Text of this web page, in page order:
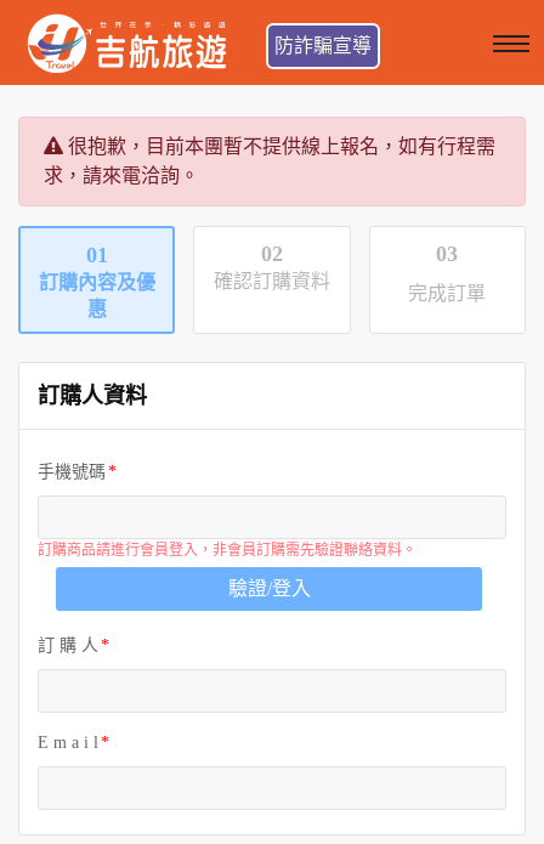
防詐騙宣導
很抱歉，目前本團暫不提供線上報名，如有行程需
求，請來電洽詢。
01
訂購內容及優
惠
02
確認訂購資料
03
完成訂單
訂購人資料
手機號碼
訂購商品請進行會員登入，非會員訂購需先驗證聯絡資料。
驗證/登入
訂 購 人
E m a i l